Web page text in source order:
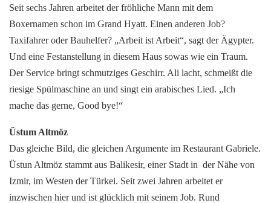
Seit sechs Jahren arbeitet der fröhliche Mann mit dem
Boxernamen schon im Grand Hyatt. Einen anderen Job?
Taxifahrer oder Bauhelfer? „Arbeit ist Arbeit“, sagt der Ägypter.
Und eine Festanstellung in diesem Haus sowas wie ein Traum.
Der Service bringt schmutziges Geschirr. Ali lacht, schmeißt die
riesige Spülmaschine an und singt ein arabisches Lied. „Ich
mache das gerne, Good bye!“
Üstum Altmöz
Das gleiche Bild, die gleichen Argumente im Restaurant Gabriele.
Üstun Altmöz stammt aus Balikesir, einer Stadt in der Nähe von
Izmir, im Westen der Türkei. Seit zwei Jahren arbeitet er
inzwischen hier und ist glücklich mit seinem Job. Rund